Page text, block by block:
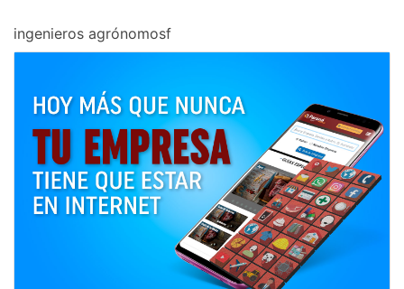
ingenieros agrónomosf